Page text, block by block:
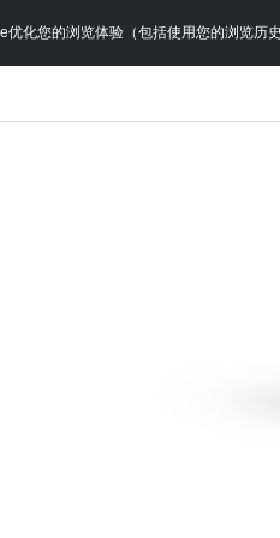
优化您的浏览体验（包括使用您的浏览历